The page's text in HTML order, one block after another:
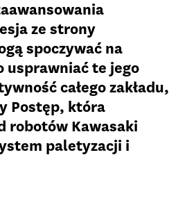
ze strony
spoczywać na
usprawniać te jego
całego zakładu,
Postęp, która
robotów Kawasaki
paletyzacji i